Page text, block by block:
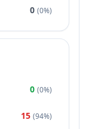
0 (0%)
0 (0%)
15 (94%)